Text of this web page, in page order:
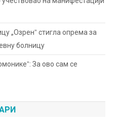
„Озренˮ стигла опрема за
болницу
За ово сам се